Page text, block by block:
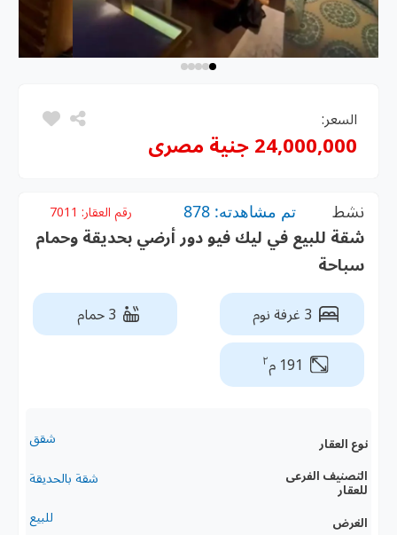
السعر:
24,000,000 جنية مصرى
نشط تم مشاهدته: 878 رقم العقار: 7011
شقة للبيع في ليك فيو دور أرضي بحديقة وحمام
سباحة
3 غرفة نوم 3 حمام
191 م ٢
نوع العقار شقق
التصنيف الفرعى
للعقار
شقة بالحديقة
الغرض للبيع